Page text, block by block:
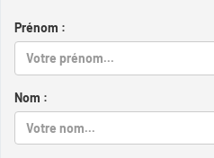
Prénom :
Nom :